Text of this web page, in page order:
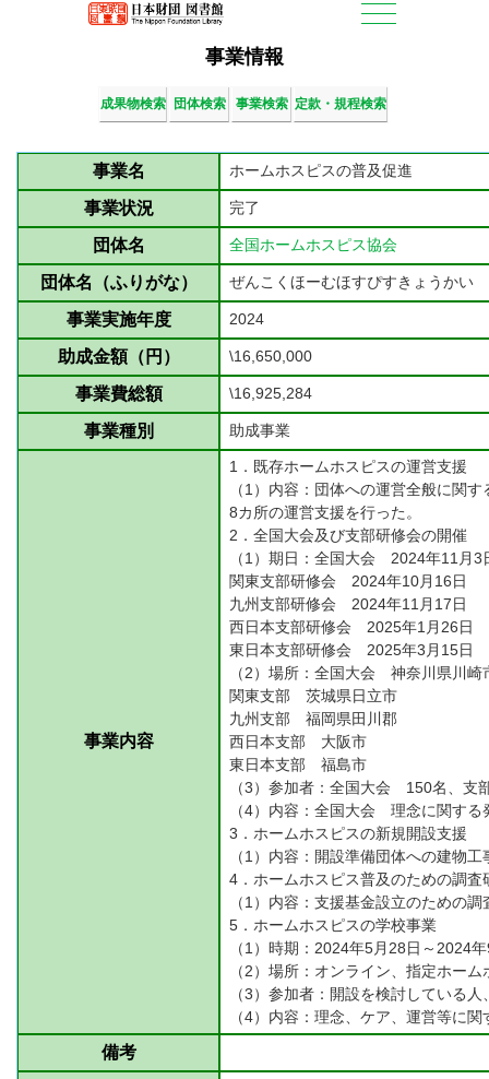
事業情報
成果物検索 団体検索 事業検索 定款・規程検索
事業名 ホームホスピスの普及促進
事業状況 完了
団体名 全国ホームホスピス協会
団体名（ふりがな） ぜんこくほーむほすぴすきょうかい
事業実施年度 2024
助成金額（円） \16,650,000
事業費総額 \16,925,284
事業種別 助成事業
事業内容
1．既存ホームホスピスの運営支援
（1）内容：団体への運営全般に関
8カ所の運営支援を行った。
2．全国大会及び支部研修会の開催
（1）期日：全国大会 2024年11月3
関東支部研修会 2024年10月16日
九州支部研修会 2024年11月17日
西日本支部研修会 2025年1月26日
東日本支部研修会 2025年3月15日
（2）場所：全国大会 神奈川県川崎
関東支部 茨城県日立市
九州支部 福岡県田川郡
西日本支部 大阪市
東日本支部 福島市
（3）参加者：全国大会 150名、
（4）内容：全国大会 理念に関す
3．ホームホスピスの新規開設支援
（1）内容：開設準備団体への建物
4．ホームホスピス普及のための調査
（1）内容：支援基金設立のための
5．ホームホスピスの学校事業
（1）時期：2024年5月28日～2024
（2）場所：オンライン、指定ホーム
（3）参加者：開設を検討している
（4）内容：理念、ケア、運営等に
備考